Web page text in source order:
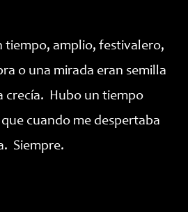
amplio, festivalero,
o una mirada eran semilla
crecía. Hubo un tiempo
cuando me despertaba
Siempre.